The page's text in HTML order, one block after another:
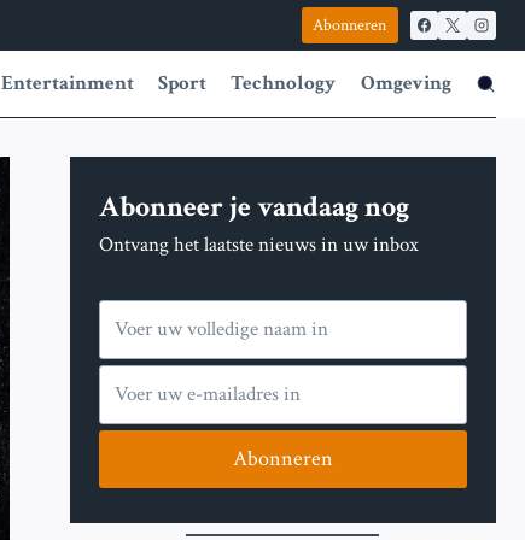
Abonneren
Entertainment Sport Technology Omgeving
Abonneer je vandaag nog
Ontvang het laatste nieuws in uw inbox
Abonneren